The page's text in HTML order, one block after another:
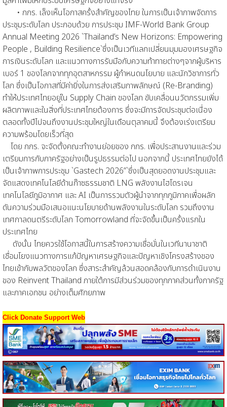
• กกร. เล็งเห็นโอกาสครั้งสำคัญของไทย ในการเป็นเจ้าภาพจัดการ
ประชุมระดับโลก ประกอบด้วย การประชุม IMF-World Bank Group
Annual Meeting 2026 `Thailand’s New Horizons: Empowering
People , Building Resilience`ซึ่งเป็นเวทีแลกเปลี่ยนมุมมองเศรษฐกิจ
การเงินระดับโลก และแนวทางการรับมือกับความท้าทายต่างๆจากผู้บริหาร
เบอร์ 1 ของโลกจากทุกอุตสาหกรรม ผู้กำหนดนโยบาย และนักวิชาการทั่ว
โลก ซึ่งเป็นโอกาสที่มีค่ายิ่งในการส่งเสริมภาพลักษณ์ (Re-Branding)
ทำให้ประเทศไทยอยู่ใน Supply Chain ของโลก ขับเคลื่อนนวัตกรรมเพิ่ม
ผลิตภาพและในสิ่งที่ประเทศไทยต้องการ ซึ่งจะมีการจัดประชุมต่อเนื่อง
ตลอดทั้งปีไปจนถึงงานประชุมใหญ่ในเดือนตุลาคมนี้ จึงต้องเร่งเตรียม
ความพร้อมโดยเร็วที่สุด
โดย กกร. จะจัดตั้งคณะทำงานย่อยของ กกร. เพื่อประสานงานและร่วม
เตรียมการกับภาครัฐอย่างเป็นรูปธรรมต่อไป นอกจากนี้ ประเทศไทยยังได้
เป็นเจ้าภาพการประชุม `Gastech 2026”`ซึ่งเป็นสุดยอดงานประชุมและ
จัดแสดงเทคโนโลยีด้านก๊าซธรรมชาติ LNG พลังงานไฮโดรเจน
เทคโนโลยีภูมิอากาศ และ AI เป็นการรวมตัวผู้นำจากทุกภูมิภาคเพื่อผลัก
ดันความร่วมมือเสนอแนะนโยบายด้านพลังงานในระดับโลก รวมถึงงาน
เทศกาลดนตรีระดับโลก Tomorrowland ที่จะจัดขึ้นเป็นครั้งแรกใน
ประเทศไทย
ดังนั้น ไทยควรใช้โอกาสนี้ในการสร้างความเชื่อมั่นในเวทีนานาชาติ
เชื่อมโยงแนวทางการแก้ปัญหาเศรษฐกิจและปัญหาเชิงโครงสร้างของ
ไทยเข้ากับพลวัตของโลก ซึ่งสาระสำคัญล้วนสอดคล้องกับการดำเนินงาน
ของ Reinvent Thailand ภายใต้การมีส่วนร่วมของทุกภาคส่วนทั้งภาครัฐ
และภาคเอกชน อย่างเต็มศักยภาพ
Click Donate Support Web